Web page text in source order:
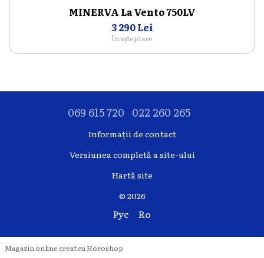
MINERVA La Vento 750LV
3 290 Lei
În așteptare
069 615 720 022 260 265
Informații de contact
Versiunea completă a site-ului
Hartă site
© 2026
Рус Ro
Magazin online creat cu Horoshop